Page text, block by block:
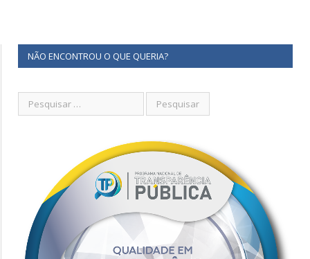
NÃO ENCONTROU O QUE QUERIA?